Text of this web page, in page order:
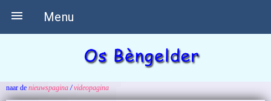
Menu

naar de nieuwspagina/videopagina